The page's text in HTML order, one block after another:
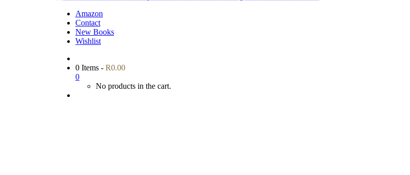
Amazon
Contact
New Books
Wishlist
0 Items - R0.00
0
No products in the cart.